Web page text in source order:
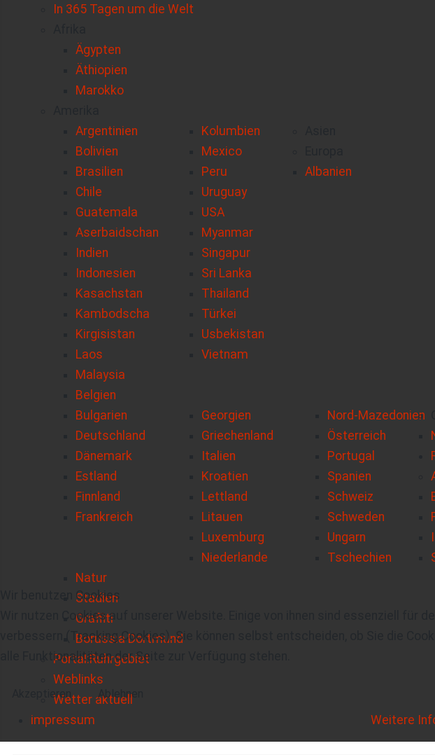
In 365 Tagen um die Welt
Ägypten
Äthiopien
Marokko
Argentinien
Bolivien
Brasilien
Chile
Guatemala
Kolumbien
Mexico
Peru
Uruguay
USA
Aserbaidschan
Indien
Indonesien
Kasachstan
Kambodscha
Kirgisistan
Laos
Malaysia
Myanmar
Singapur
Sri Lanka
Thailand
Türkei
Usbekistan
Vietnam
Albanien
Belgien
Bulgarien
Deutschland
Dänemark
Estland
Finnland
Frankreich
Georgien
Griechenland
Italien
Kroatien
Lettland
Litauen
Luxemburg
Niederlande
Nord-Mazedonien
Österreich
Portugal
Spanien
Schweiz
Schweden
Ungarn
Tschechien
Natur
Stadien
Graffiti
Borussia Dortmund
Portal:Ruhrgebiet
Weblinks
Wetter aktuell
impressum
Wir benutzen Cookies
Wir nutzen Cookies auf unserer Website. Einige von ihnen sind essenziell für
verbessern (Tracking Cookies). Sie können selbst entscheiden, ob Sie die
alle Funktionalitäten der Seite zur Verfügung stehen.
Akzeptieren Ablehnen
Weitere